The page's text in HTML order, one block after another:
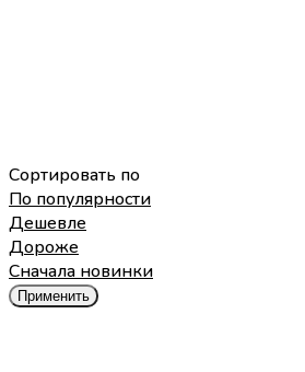
Сортировать по
По популярности
Дешевле
Дороже
Cначала новинки
Применить